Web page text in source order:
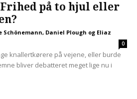
på to hjul eller
Daniel Plough og Eliaz
0
knallertkørere på vejene, eller burde
bliver debatteret meget lige nu i